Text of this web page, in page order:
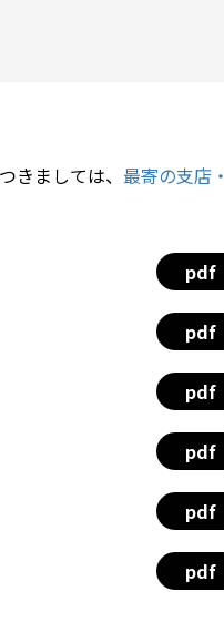
きましては、 最寄の支店・
pdf
pdf
pdf
pdf
pdf
pdf